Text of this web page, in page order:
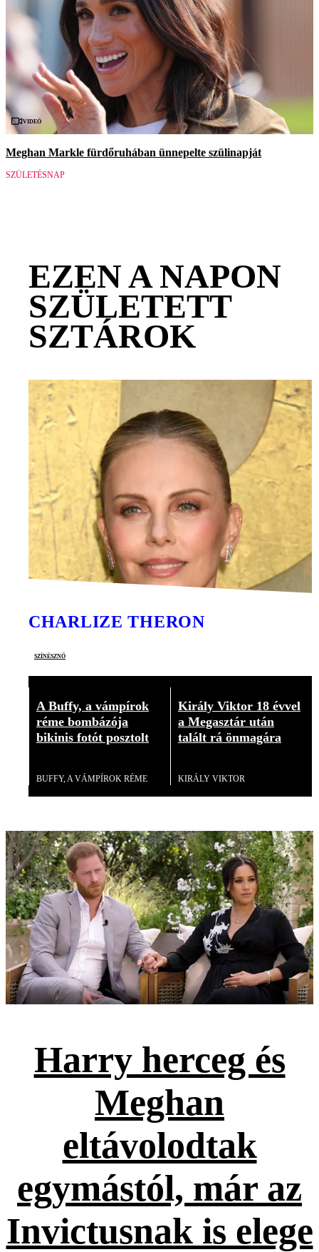
Videó
Meghan Markle fürdőruhában ünnepelte szülinapját
SZÜLETÉSNAP
EZEN A NAPON
SZÜLETETT
SZTÁROK
CHARLIZE THERON
színésznő
A Buffy, a vámpírok
réme bombázója
bikinis fotót posztolt
BUFFY, A VÁMPÍROK RÉME
Király Viktor 18 évvel
a Megasztár után
talált rá önmagára
KIRÁLY VIKTOR
Harry herceg és
Meghan
eltávolodtak
egymástól, már az
Invictusnak is elege